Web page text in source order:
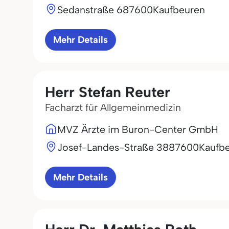
Sedanstraße 687600Kaufbeuren
Mehr Details
Herr Stefan Reuter
Facharzt für Allgemeinmedizin
MVZ Ärzte im Buron-Center GmbH
Josef-Landes-Straße 3887600
Mehr Details